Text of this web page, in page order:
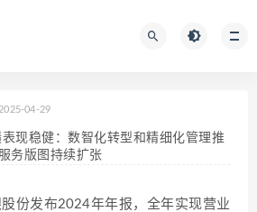
2025-04-29
现稳健：数智化转型和精细化管理推
务版图持续扩张
份发布2024年年报，全年实现营业